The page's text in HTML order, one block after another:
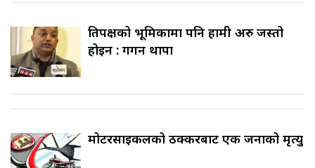
प्रतिपक्षको भूमिकामा पनि हामी अरु जस्तो
होइन : गगन थापा
मोटरसाइकलको ठक्करबाट एक जनाको मृत्यु